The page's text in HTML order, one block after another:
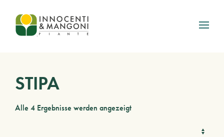
Skip to main content
STIPA
Alle 4 Ergebnisse werden angezeigt